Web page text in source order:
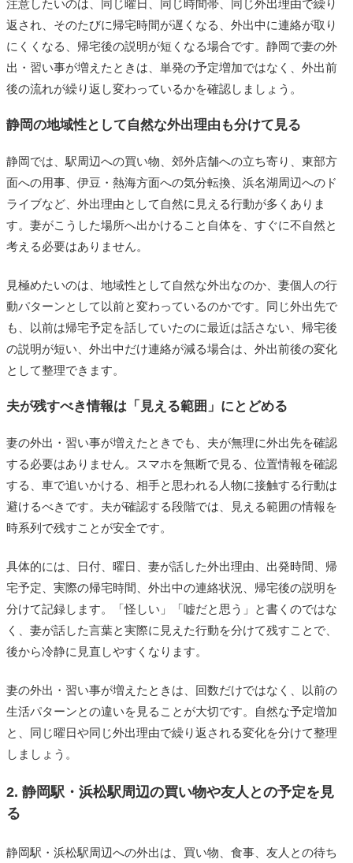
注意したいのは、同じ曜日、同じ時間帯、同じ外出理由で繰り
返され、そのたびに帰宅時間が遅くなる、外出中に連絡が取り
にくくなる、帰宅後の説明が短くなる場合です。静岡で妻の外
出・習い事が増えたときは、単発の予定増加ではなく、外出前
後の流れが繰り返し変わっているかを確認しましょう。
静岡の地域性として自然な外出理由も分けて見る
静岡では、駅周辺への買い物、郊外店舗への立ち寄り、東部方
面への用事、伊豆・熱海方面への気分転換、浜名湖周辺へのド
ライブなど、外出理由として自然に見える行動が多くありま
す。妻がこうした場所へ出かけること自体を、すぐに不自然と
考える必要はありません。
見極めたいのは、地域性として自然な外出なのか、妻個人の行
動パターンとして以前と変わっているのかです。同じ外出先で
も、以前は帰宅予定を話していたのに最近は話さない、帰宅後
の説明が短い、外出中だけ連絡が減る場合は、外出前後の変化
として整理できます。
夫が残すべき情報は「見える範囲」にとどめる
妻の外出・習い事が増えたときでも、夫が無理に外出先を確認
する必要はありません。スマホを無断で見る、位置情報を確認
する、車で追いかける、相手と思われる人物に接触する行動は
避けるべきです。夫が確認する段階では、見える範囲の情報を
時系列で残すことが安全です。
具体的には、日付、曜日、妻が話した外出理由、出発時間、帰
宅予定、実際の帰宅時間、外出中の連絡状況、帰宅後の説明を
分けて記録します。「怪しい」「嘘だと思う」と書くのではな
く、妻が話した言葉と実際に見えた行動を分けて残すことで、
後から冷静に見直しやすくなります。
妻の外出・習い事が増えたときは、回数だけではなく、以前の
生活パターンとの違いを見ることが大切です。自然な予定増加
と、同じ曜日や同じ外出理由で繰り返される変化を分けて整理
しましょう。
2. 静岡駅・浜松駅周辺の買い物や友人との予定を見
る
静岡駅・浜松駅周辺への外出は、買い物、食事、友人との待ち